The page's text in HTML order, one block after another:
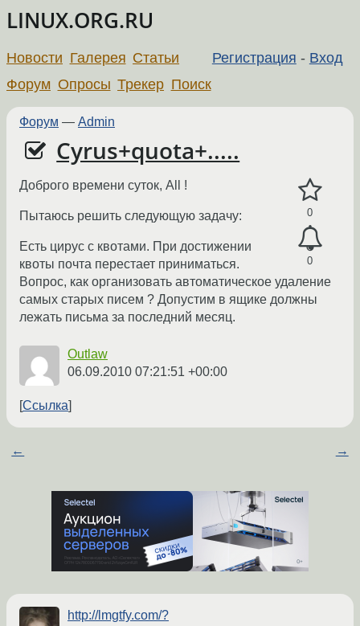
LINUX.ORG.RU
Регистрация - Вход
Новости Галерея Статьи
Форум Опросы Трекер Поиск
Форум — Admin
Cyrus+quota+.....
0
0
Доброго времени суток, All !
Пытаюсь решить следующую задачу:
Есть цирус с квотами. При достижении
квоты почта перестает приниматься.
Вопрос, как организовать автоматическое удаление
самых старых писем ? Допустим в ящике должны
лежать письма за последний месяц.
Outlaw
06.09.2010 07:21:51 +00:00
Ссылка
← →
http://lmgtfy.com/?